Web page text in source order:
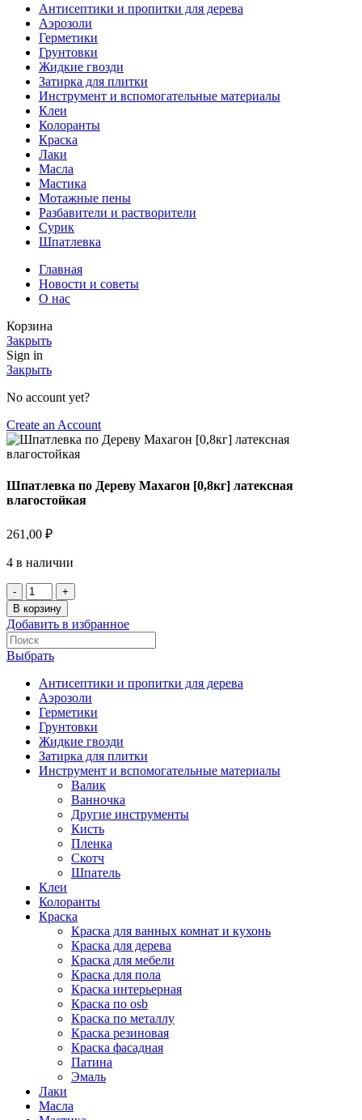
Антисептики и пропитки для дерева
Аэрозоли
Герметики
Грунтовки
Жидкие гвозди
Затирка для плитки
Инструмент и вспомогательные материалы
Клеи
Колоранты
Краска
Лаки
Масла
Мастика
Мотажные пены
Разбавители и растворители
Сурик
Шпатлевка
Главная
Новости и советы
О нас
Корзина
Закрыть
Sign in
Закрыть
No account yet?
Create an Account
Шпатлевка по Дереву Махагон [0,8кг] латексная
влагостойкая
261,00 ₽
4 в наличии
В корзину
Добавить в избранное
Выбрать
Антисептики и пропитки для дерева
Аэрозоли
Герметики
Грунтовки
Жидкие гвозди
Затирка для плитки
Инструмент и вспомогательные материалы
Валик
Ванночка
Другие инструменты
Кисть
Пленка
Скотч
Шпатель
Клеи
Колоранты
Краска
Краска для ванных комнат и кухонь
Краска для дерева
Краска для мебели
Краска для пола
Краска интерьерная
Краска по osb
Краска по металлу
Краска резиновая
Краска фасадная
Патина
Эмаль
Лаки
Масла